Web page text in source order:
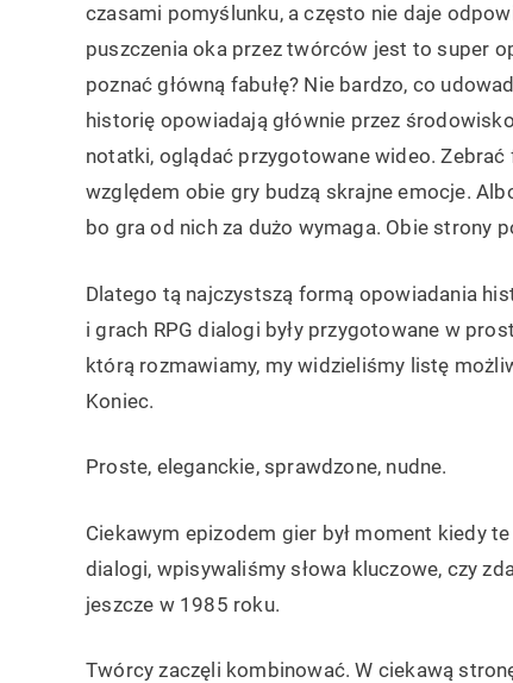
czasami pomyślunku, a często nie daje
puszczenia oka przez twórców jest to super
poznać główną fabułę? Nie bardzo, co
historię opowiadają głównie przez
notatki, oglądać przygotowane wideo.
względem obie gry budzą skrajne emocje.
bo gra od nich za dużo wymaga. Obie strony
Dlatego tą najczystszą formą opowiadania
i grach RPG dialogi były przygotowane w
którą rozmawiamy, my widzieliśmy listę
Koniec.
Proste, eleganckie, sprawdzone, nudne.
Ciekawym epizodem gier był moment kiedy
dialogi, wpisywaliśmy słowa kluczowe, czy
jeszcze w 1985 roku.
Twórcy zaczęli kombinować. W ciekawą